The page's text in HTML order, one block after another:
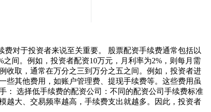
对于投资者来说至关重要。 股票配资手续费通常包括以
间。例如，投资者配资10万元，月利率为2%，则每月需
收取，通常在万分之三到万分之五之间。例如，投资者进
些其他费用，如账户管理费、提现手续费等。这些费用虽
： 选择低手续费的配资公司：不同的配资公司手续费标准
越大、交易频率越高，手续费支出就越多。因此，投资者